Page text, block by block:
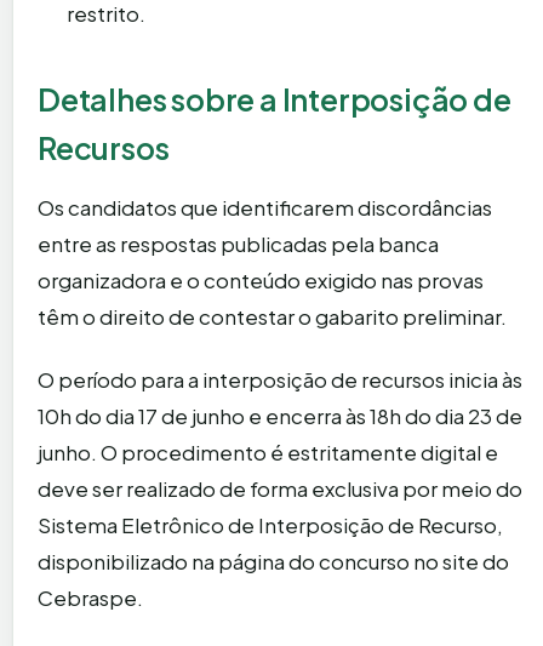
restrito.
Detalhes sobre a Interposição de
Recursos
Os candidatos que identificarem discordâncias
entre as respostas publicadas pela banca
organizadora e o conteúdo exigido nas provas
têm o direito de contestar o gabarito preliminar.
O período para a interposição de recursos inicia às
10h do dia 17 de junho e encerra às 18h do dia 23 de
junho. O procedimento é estritamente digital e
deve ser realizado de forma exclusiva por meio do
Sistema Eletrônico de Interposição de Recurso,
disponibilizado na página do concurso no site do
Cebraspe.